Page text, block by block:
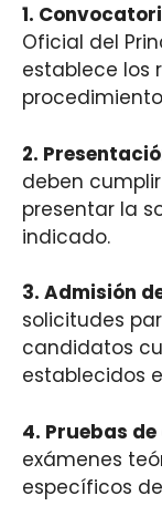
1.
Oficial del
establece los
2.
deben
presentar la
indicado.
3. Admisión
solicitudes
candidatos
establecidos
4. Pruebas
exámenes
específicos